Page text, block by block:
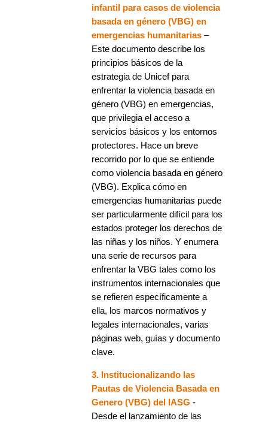
infantil para casos de violencia
basada en género (VBG) en
emergencias humanitarias –
Este documento describe los
principios básicos de la
estrategia de Unicef para
enfrentar la violencia basada en
género (VBG) en emergencias,
que privilegia el acceso a
servicios básicos y los entornos
protectores. Hace un breve
recorrido por lo que se entiende
como violencia basada en género
(VBG). Explica cómo en
emergencias humanitarias puede
ser particularmente difícil para los
estados proteger los derechos de
las niñas y los niños. Y enumera
una serie de recursos para
enfrentar la VBG tales como los
instrumentos internacionales que
se refieren específicamente a
ella, los marcos normativos y
legales internacionales, varias
páginas web, guías y documento
clave.
3. Institucionalizando las
Pautas de Violencia Basada en
Genero (VBG) del IASG -
Desde el lanzamiento de las